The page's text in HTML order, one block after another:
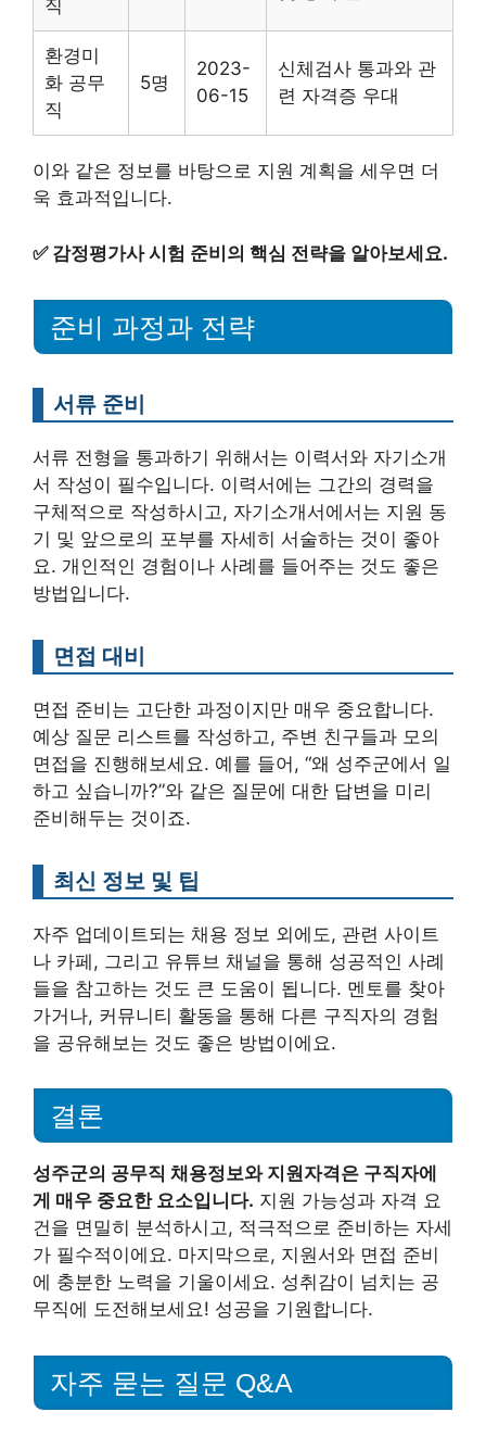
직
환경미
화 공무
직
5명
2023-
06-15
신체검사 통과와 관
련 자격증 우대
이와 같은 정보를 바탕으로 지원 계획을 세우면 더
욱 효과적입니다.
✅ 감정평가사 시험 준비의 핵심 전략을 알아보세요.
준비 과정과 전략
서류 준비
서류 전형을 통과하기 위해서는 이력서와 자기소개
서 작성이 필수입니다. 이력서에는 그간의 경력을
구체적으로 작성하시고, 자기소개서에서는 지원 동
기 및 앞으로의 포부를 자세히 서술하는 것이 좋아
요. 개인적인 경험이나 사례를 들어주는 것도 좋은
방법입니다.
면접 대비
면접 준비는 고단한 과정이지만 매우 중요합니다.
예상 질문 리스트를 작성하고, 주변 친구들과 모의
면접을 진행해보세요. 예를 들어, “왜 성주군에서 일
하고 싶습니까?”와 같은 질문에 대한 답변을 미리
준비해두는 것이죠.
최신 정보 및 팁
자주 업데이트되는 채용 정보 외에도, 관련 사이트
나 카페, 그리고 유튜브 채널을 통해 성공적인 사례
들을 참고하는 것도 큰 도움이 됩니다. 멘토를 찾아
가거나, 커뮤니티 활동을 통해 다른 구직자의 경험
을 공유해보는 것도 좋은 방법이에요.
결론
성주군의 공무직 채용정보와 지원자격은 구직자에
게 매우 중요한 요소입니다. 지원 가능성과 자격 요
건을 면밀히 분석하시고, 적극적으로 준비하는 자세
가 필수적이에요. 마지막으로, 지원서와 면접 준비
에 충분한 노력을 기울이세요. 성취감이 넘치는 공
무직에 도전해보세요! 성공을 기원합니다.
자주 묻는 질문 Q&A